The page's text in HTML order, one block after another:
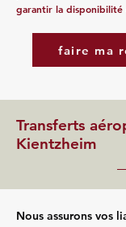
garantir la disponibilité
faire ma
Transferts
Kientzheim
Nous assurons vos